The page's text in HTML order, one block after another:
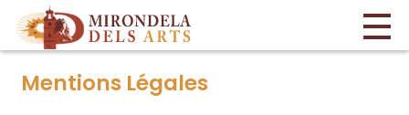
Mentions Légales